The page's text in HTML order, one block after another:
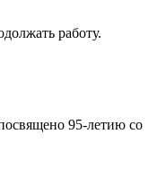
работу.
95-летию со